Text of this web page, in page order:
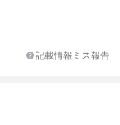
記載情報ミス報告